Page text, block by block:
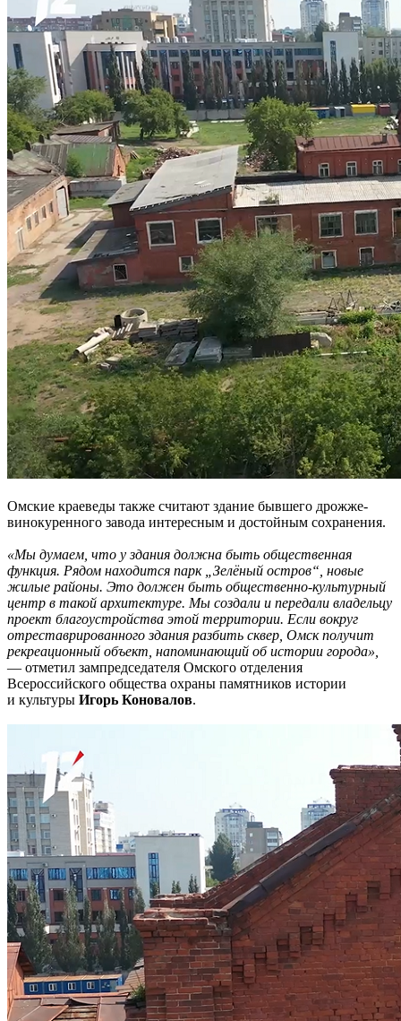
Омские краеведы также считают здание бывшего дрожже-
винокуренного завода интересным и достойным сохранения.
«Мы думаем, что у здания должна быть общественная
функция. Рядом находится парк „Зелёный остров“, новые
жилые районы. Это должен быть общественно-культурный
центр в такой архитектуре. Мы создали и передали владельцу
проект благоустройства этой территории. Если вокруг
отреставрированного здания разбить сквер, Омск получит
рекреационный объект, напоминающий об истории города»,
— отметил зампредседателя Омского отделения
Всероссийского общества охраны памятников истории
и культуры Игорь Коновалов.